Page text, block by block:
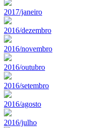
2017/janeiro
2016/dezembro
2016/novembro
2016/outubro
2016/setembro
2016/agosto
2016/julho